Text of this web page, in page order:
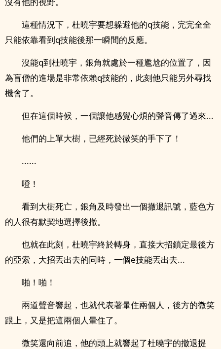
這種情況下，杜曉宇要想躲避他的q技能，完完全全
只能依靠看到q技能後那一瞬間的反應。
沒能q到杜曉宇，銀角就處於一種尷尬的位置了，因
為盲僧的進場是非常依賴q技能的，此刻他只能另外尋找
機會了。
但在這個時候，一個讓他感覺心煩的聲音傳了過來...
他們的上單大樹，已經死於微笑的手下了！
......
噔！
看到大樹死亡，銀角及時發出一個撤退訊號，藍色方
的人很有默契地選擇後撤。
也就在此刻，杜曉宇終於轉身，直接大招鎖定最後方
的亞索，大招丟出去的同時，一個e技能丟出去...
啪！啪！
兩道聲音響起，也就代表著暈住兩個人，後方的微笑
跟上，又是把這兩個人暈住了。
微笑還向前追，他的頭上就響起了杜曉宇的撤退提